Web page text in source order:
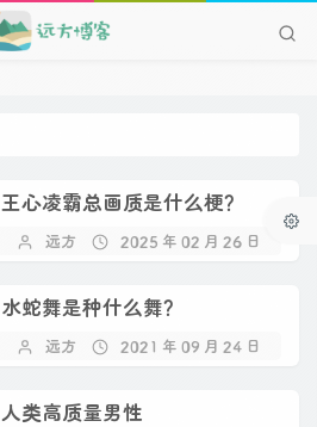
王心凌霸总画质是什么梗？
远方 2025 年 02 月 26 日
水蛇舞是种什么舞？
远方 2021 年 09 月 24 日
人类高质量男性